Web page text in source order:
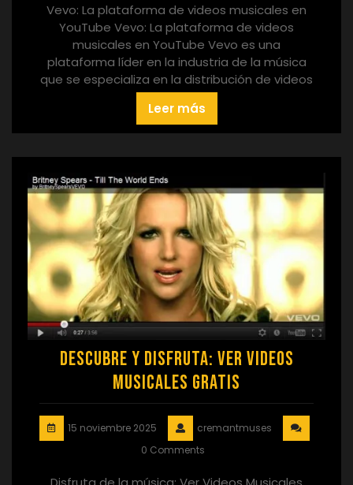
Vevo: La plataforma de videos musicales en
YouTube Vevo: La plataforma de videos
musicales en YouTube Vevo es una
plataforma líder en la industria de la música
que se especializa en la distribución de videos
Leer más
Descubre y Disfruta: Ver Videos
Musicales Gratis
15 noviembre 2025
cremantmuses
0 Comments